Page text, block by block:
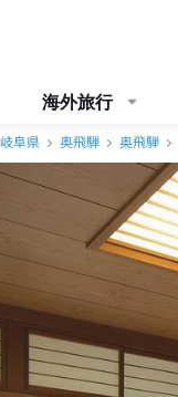
海外旅行
岐阜県 奥飛騨 奥飛騨